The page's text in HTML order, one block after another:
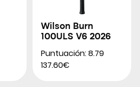
Wilson Burn
100ULS V6 2026
Puntuación: 8.79
137.60€